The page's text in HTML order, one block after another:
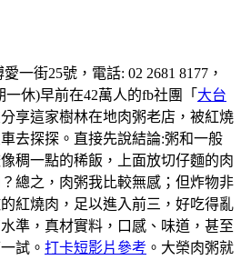
一街25號，電話: 02 2681 8177，
一休)早前在42萬人的fb社團「 大台
享這家樹林在地肉粥老店，被紅燒
去探探。直接先說結論:粥和一般
稠一點的稀飯，上面放切仔麵的肉
總之，肉粥我比較無感；但炸物非
紅燒肉，足以進入前三，好吃得亂
準，真材實料，口感、味道，甚至
試。 打卡短影片參考 。大榮肉粥就